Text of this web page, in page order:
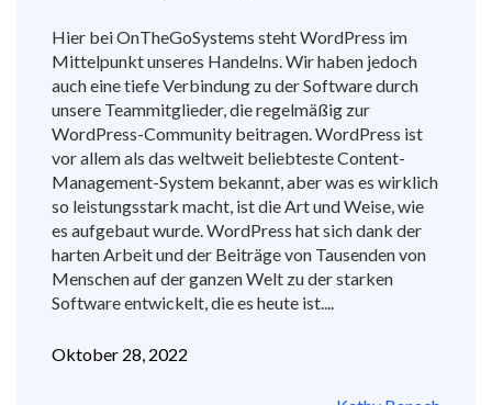
Hier bei OnTheGoSystems steht WordPress im
Mittelpunkt unseres Handelns. Wir haben jedoch
auch eine tiefe Verbindung zu der Software durch
unsere Teammitglieder, die regelmäßig zur
WordPress-Community beitragen. WordPress ist
vor allem als das weltweit beliebteste Content-
Management-System bekannt, aber was es wirklich
so leistungsstark macht, ist die Art und Weise, wie
es aufgebaut wurde. WordPress hat sich dank der
harten Arbeit und der Beiträge von Tausenden von
Menschen auf der ganzen Welt zu der starken
Software entwickelt, die es heute ist....
Oktober 28, 2022